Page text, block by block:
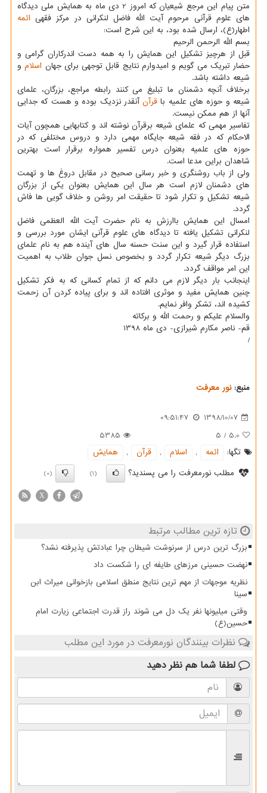
متن پیام این مرجع شیعیان كه امروز 2 دی ماه به همایش ملی دیدگاه
های علوم قرآنی مرحوم آیت الله فاضل لنكرانی در مركز فقهی ائمه
اطهار(ع)، ارسال شده بود، به این شرح است:
بسم الله الرحمن الرحیم
قبل از هرچیز تشكیل این همایش را به همه دست اندركاران گرامی و
حضار تبریك می گویم و امیدوارم نتایج قابل توجهی برای جهان اسلامو
شیعه داشته باشد.
برخلاف آنچه دشمنان ما تبلیغ می كنند رابطه مراجع، بزرگان، علمای
شیعه و حوزه های علمیه با قرآنآنقدر نزدیك بوده و هست كه جدایی
آنها از هم ممكن نیست.
تفاسیر مهمی كه علمای شیعه برقرآن نوشته اند و كتابهایی همچون آیات
الاحكام كه در فقه شیعه جایگاه مهمی دارد و دروس مختلفی كه در
حوزه های علمیه بعنوان درس تفسیر همواره برقرار است بهترین
شاهدان براین مدعا است.
ولی از باب روشنگری و خبر رسانی صحیح در مقابل دروغ ها و تهمت
های دشمنان لازم است هر سال این همایش بعنوان یكی از بزرگان
شیعه تشكیل و تكرار شود تا حقیقت امر روشن و خلاف گویی ها فاش
گردد.
امسال این همایش باارزش به نام حضرت آیت الله العظمی فاضل
لنكرانی تشكیل یافته تا دیدگاه های علوم قرآنی ایشان مورد بررسی و
استفاده قرار گیرد و این سنت حسنه سال های آینده هم به نام علمای
بزرگ دیگر شیعه تكرار گردد و بخصوص نسل جوان طلاب به اهمیت
این امر مواقف گردد.
اینجانب بار دیگر لازم می دانم كه از تمام كسانی كه به فكر تشكیل
چنین همایش مفید و موثری افتاده اند و برای پیاده كردن آن زحمت
كشیده اند، تشكر وافر نمایم.
والسلام علیكم و رحمت الله و بركاته
قم- ناصر مكارم شیرازی- دی ماه 1398
/
منبع:نور معرفت
1398/10/07
09:51:47
5.0
/
5
5385
تگها:
ائمه , اسلام , قرآن ,
همایش
مطلب نورمعرفت را می پسندید؟
(1)
(0)
X
تازه ترین مطالب مرتبط
بزرگ ترین درس از سرنوشت شیطان چرا عبادتش پذیرفته نشد؟
نهضت حسینی مرزهای طایفه ای را شکست داد
نظریه موجهات از مهم ترین نتایج منطق اسلامی بازخوانی میراث ابن
سینا
وقتی میلیونها نفر یک دل می شوند راز قدرت اجتماعی زیارت امام
حسین(ع)
نظرات بینندگان نورمعرفت در مورد این مطلب
لطفا شما هم نظر دهید